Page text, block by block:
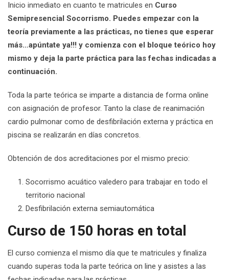
Inicio inmediato en cuanto te matricules en Curso
Semipresencial Socorrismo. Puedes empezar con la
teoría previamente a las prácticas, no tienes que esperar
más…apúntate ya!!! y comienza con el bloque teórico hoy
mismo y deja la parte práctica para las fechas indicadas a
continuación.
Toda la parte teórica se imparte a distancia de forma online
con asignación de profesor. Tanto la clase de reanimación
cardio pulmonar como de desfibrilación externa y práctica en
piscina se realizarán en días concretos.
Obtención de dos acreditaciones por el mismo precio:
Socorrismo acuático valedero para trabajar en todo el
territorio nacional
Desfibrilación externa semiautomática
Curso de 150 horas en total
El curso comienza el mismo día que te matricules y finaliza
cuando superas toda la parte teórica on line y asistes a las